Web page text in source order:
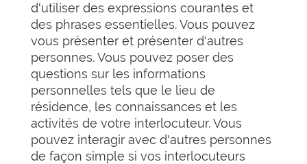
d'utiliser des expressions courantes et
des phrases essentielles. Vous pouvez
vous présenter et présenter d'autres
personnes. Vous pouvez poser des
questions sur les informations
personnelles tels que le lieu de
résidence, les connaissances et les
activités de votre interlocuteur. Vous
pouvez interagir avec d'autres personnes
de façon simple si vos interlocuteurs